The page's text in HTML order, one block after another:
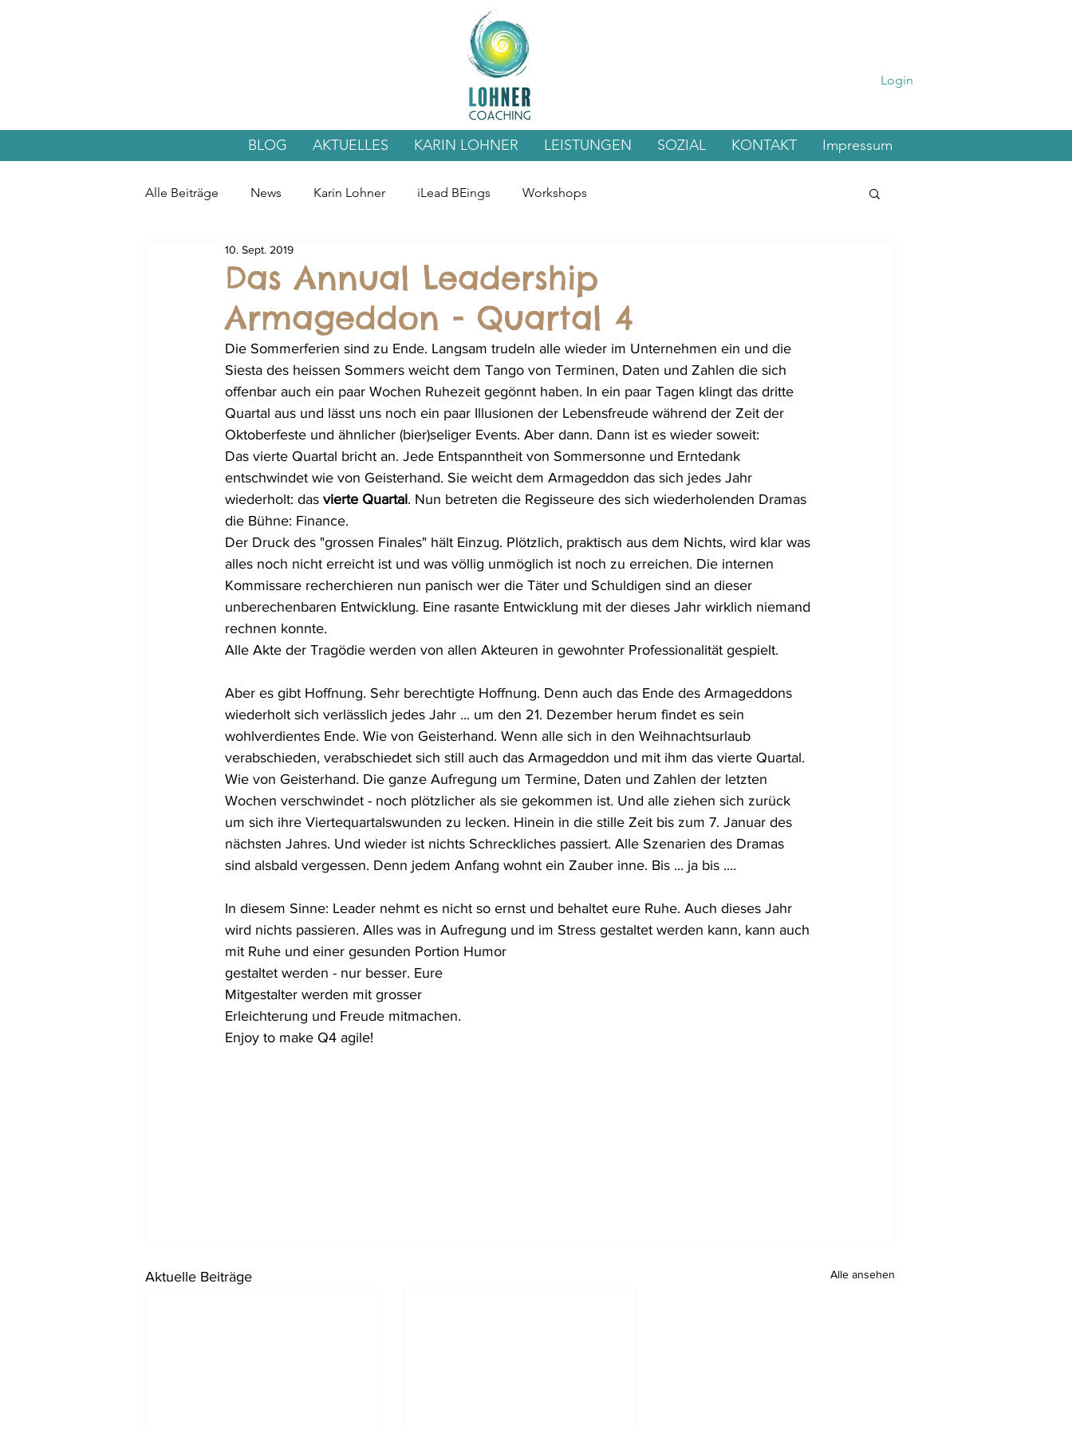
Login
BLOG AKTUELLES KARIN LOHNER LEISTUNGEN SOZIAL KONTAKT Impressum
Alle Beiträge News Karin Lohner iLead BEings Workshops
Das Annual Leadership
Armageddon - Quartal 4
10. Sept. 2019
Die Sommerferien sind zu Ende. Langsam trudeln alle wieder im Unternehmen ein und die
Siesta des heissen Sommers weicht dem Tango von Terminen, Daten und Zahlen die sich
offenbar auch ein paar Wochen Ruhezeit gegönnt haben. In ein paar Tagen klingt das dritte
Quartal aus und lässt uns noch ein paar Illusionen der Lebensfreude während der Zeit der
Oktoberfeste und ähnlicher (bier)seliger Events. Aber dann. Dann ist es wieder soweit:
Das vierte Quartal bricht an. Jede Entspanntheit von Sommersonne und Erntedank
entschwindet wie von Geisterhand. Sie weicht dem Armageddon das sich jedes Jahr
wiederholt: das vierte Quartal. Nun betreten die Regisseure des sich wiederholenden Dramas
die Bühne: Finance.
Der Druck des "grossen Finales" hält Einzug. Plötzlich, praktisch aus dem Nichts, wird klar was
alles noch nicht erreicht ist und was völlig unmöglich ist noch zu erreichen. Die internen
Kommissare recherchieren nun panisch wer die Täter und Schuldigen sind an dieser
unberechenbaren Entwicklung. Eine rasante Entwicklung mit der dieses Jahr wirklich niemand
rechnen konnte.
Alle Akte der Tragödie werden von allen Akteuren in gewohnter Professionalität gespielt.
Aber es gibt Hoffnung. Sehr berechtigte Hoffnung. Denn auch das Ende des Armageddons
wiederholt sich verlässlich jedes Jahr ... um den 21. Dezember herum findet es sein
wohlverdientes Ende. Wie von Geisterhand. Wenn alle sich in den Weihnachtsurlaub
verabschieden, verabschiedet sich still auch das Armageddon und mit ihm das vierte Quartal.
Wie von Geisterhand. Die ganze Aufregung um Termine, Daten und Zahlen der letzten
Wochen verschwindet - noch plötzlicher als sie gekommen ist. Und alle ziehen sich zurück
um sich ihre Viertequartalswunden zu lecken. Hinein in die stille Zeit bis zum 7. Januar des
nächsten Jahres. Und wieder ist nichts Schreckliches passiert. Alle Szenarien des Dramas
sind alsbald vergessen. Denn jedem Anfang wohnt ein Zauber inne. Bis ... ja bis ....
In diesem Sinne: Leader nehmt es nicht so ernst und behaltet eure Ruhe. Auch dieses Jahr
wird nichts passieren. Alles was in Aufregung und im Stress gestaltet werden kann, kann auch
mit Ruhe und einer gesunden Portion Humor
gestaltet werden - nur besser. Eure
Mitgestalter werden mit grosser
Erleichterung und Freude mitmachen.
Enjoy to make Q4 agile!
Aktuelle Beiträge Alle ansehen